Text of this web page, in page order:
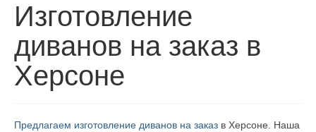
КОРПУСНАЯ МЕБЕЛЬ
О нас
Порядок заказа
Изготовление
диванов на заказ в
Херсоне
Предлагаем изготовление диванов на заказ в Херсоне. Наша